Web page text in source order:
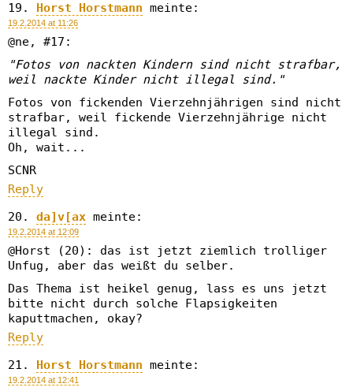
Horst Horstmann meinte:
19.2.2014 at 11:26
@ne, #17:
"Fotos von nackten Kindern sind nicht strafbar,
weil nackte Kinder nicht illegal sind."
Fotos von fickenden Vierzehnjährigen sind nicht
strafbar, weil fickende Vierzehnjährige nicht
illegal sind.
Oh, wait...
SCNR
Reply
da]v[ax meinte:
19.2.2014 at 12:09
@Horst (20): das ist jetzt ziemlich trolliger
Unfug, aber das weißt du selber.
Das Thema ist heikel genug, lass es uns jetzt
bitte nicht durch solche Flapsigkeiten
kaputtmachen, okay?
Reply
Horst Horstmann meinte:
19.2.2014 at 12:41